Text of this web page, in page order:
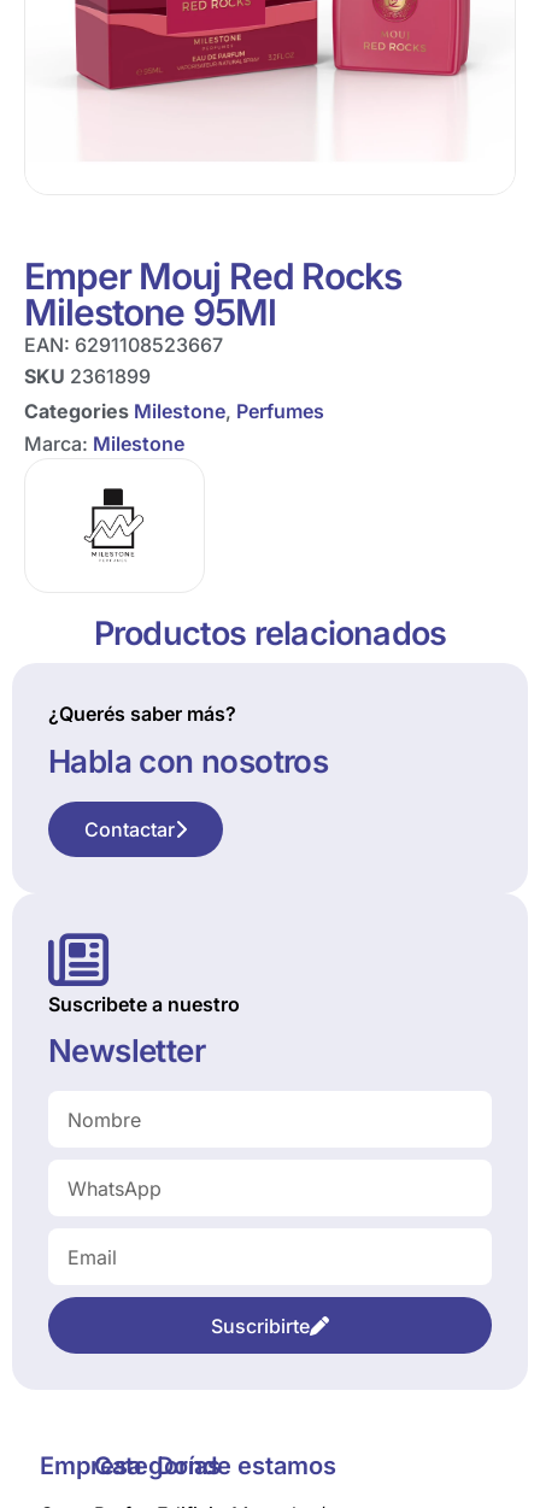
Emper Mouj Red Rocks
Milestone 95Ml
EAN: 6291108523667
SKU 2361899
Categories Milestone, Perfumes
Marca: Milestone
Productos relacionados
¿Querés saber más?
Habla con nosotros
Contactar
Suscribete a nuestro
Newsletter
Suscribirte
EmpresaCategoríasDonde estamos